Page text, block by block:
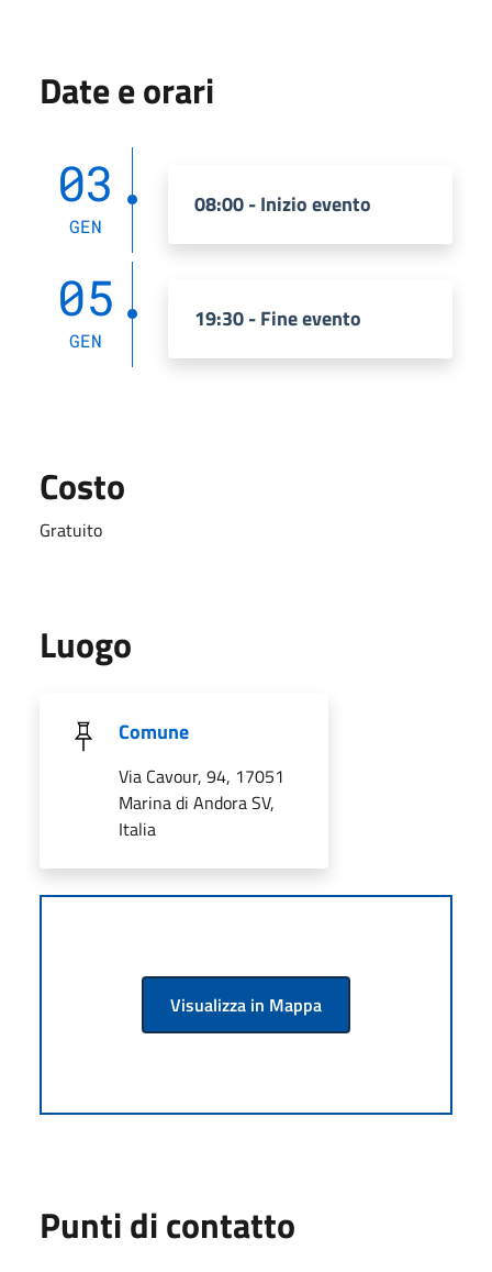
Date e orari
03
GEN
08:00 - Inizio evento
05
GEN
19:30 - Fine evento
Costo
Gratuito
Luogo
Comune
Via Cavour, 94, 17051
Marina di Andora SV,
Italia
Visualizza in Mappa
Punti di contatto